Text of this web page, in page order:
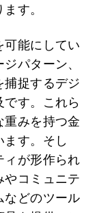
す。
可能にしてい
パターン、
捕捉するデジ
す。これら
重みを持つ金
す。そし
ィが形作られ
やコミュニテ
などのツール